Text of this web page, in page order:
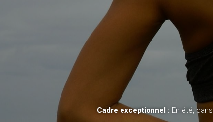
Cadre exceptionnel : En été,